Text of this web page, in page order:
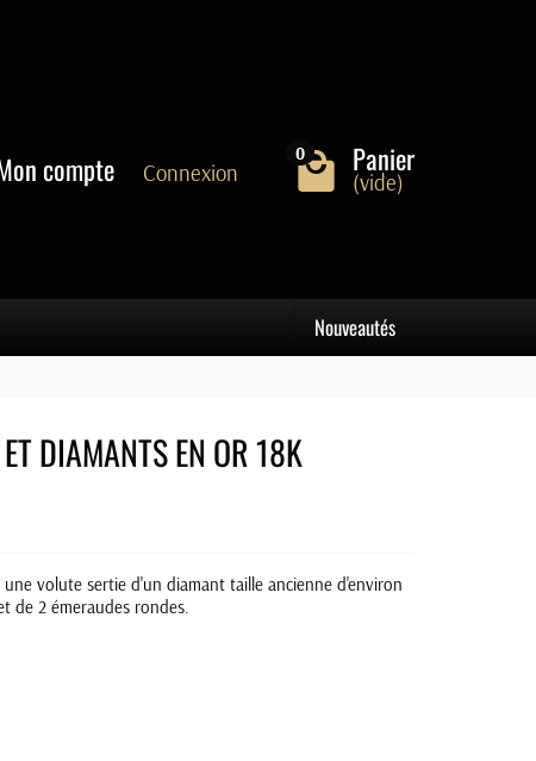
compte Connexion
0 Panier
(vide)
Nouveautés
DIAMANTS EN OR 18K
volute sertie d'un diamant taille ancienne d'environ
de 2 émeraudes rondes.